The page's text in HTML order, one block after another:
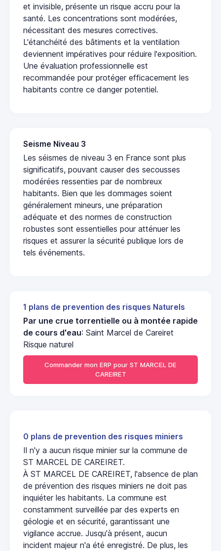
et invisible, présente un risque accru pour la
santé. Les concentrations sont modérées,
nécessitant des mesures correctives.
L'étanchéité des bâtiments et la ventilation
deviennent impératives pour réduire l'exposition.
Une évaluation professionnelle est
recommandée pour protéger efficacement les
habitants contre ce danger potentiel.
Seisme Niveau 3
Les séismes de niveau 3 en France sont plus
significatifs, pouvant causer des secousses
modérées ressenties par de nombreux
habitants. Bien que les dommages soient
généralement mineurs, une préparation
adéquate et des normes de construction
robustes sont essentielles pour atténuer les
risques et assurer la sécurité publique lors de
tels événements.
1 plans de prevention des risques Naturels
Par une crue torrentielle ou à montée rapide
de cours d'eau: Saint Marcel de Careiret
Risque naturel
Commander mon ERP pour ST MARCEL DE
CAREIRET
0 plans de prevention des risques miniers
Il n'y a aucun risque minier sur la commune de
ST MARCEL DE CAREIRET.
À ST MARCEL DE CAREIRET, l'absence de plan
de prévention des risques miniers ne doit pas
inquiéter les habitants. La commune est
constamment surveillée par des experts en
géologie et en sécurité, garantissant une
vigilance accrue. Jusqu'à présent, aucun
incident majeur n'a été enregistré. De plus, les